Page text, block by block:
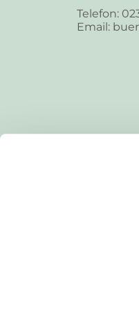
Telefon:
Email: